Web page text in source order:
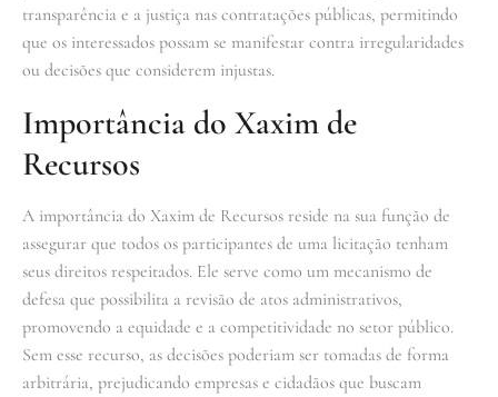
transparência e a justiça nas contratações públicas, permitindo
que os interessados possam se manifestar contra irregularidades
ou decisões que considerem injustas.
Importância do Xaxim de
Recursos
A importância do Xaxim de Recursos reside na sua função de
assegurar que todos os participantes de uma licitação tenham
seus direitos respeitados. Ele serve como um mecanismo de
defesa que possibilita a revisão de atos administrativos,
promovendo a equidade e a competitividade no setor público.
Sem esse recurso, as decisões poderiam ser tomadas de forma
arbitrária, prejudicando empresas e cidadãos que buscam